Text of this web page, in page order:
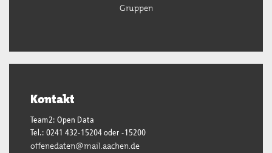
Gruppen
Kontakt
Team2: Open Data
Tel.: 0241 432-15204 oder -15200
offenedaten@mail.aachen.de